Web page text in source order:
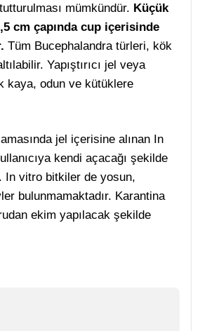
mümkündür. Küçük
cm çapında cup içerisinde
Tüm Bucephalandra türleri, kök
Yapıştırıcı jel veya
kaya, odun ve kütüklere
jel içerisine alınan In
kendi açacağı şekilde
In vitro bitkiler de yosun,
bulunmamaktadır. Karantina
ekim yapılacak şekilde